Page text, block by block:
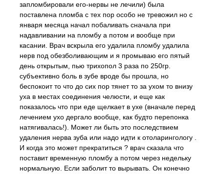
запломбировали его-нервы не лечили) была
поставлена пломба с тех пор особо не тревожил но с
января месяца начал побаливать сначала при
надавливании на пломбу а потом и вообще при
касании. Врач вскрыла его удалила пломбу удалила
нерв под обезболивающим и я промываю его пятый
день открытым, пью трихопол 3 раза по 250гр.
субъективно боль в зубе вроде бы прошла, но
беспокоит то что до сих пор тянет то за ухом то внизу
уха в местах соединения челюсти, и еще как
показалось что при еде щелкает в ухе (вначале перед
лечением ухо дергало вообще, как будто перепонка
натягивалась!). Может ли быть это последствием
удаления нерва зуба или надо идти к отоларингологу .
И когда это может прекратиться ? врач сказала что
поставит временную пломбу а потом через недельку
нормальную. Если заболит то вырывать. Он конечно